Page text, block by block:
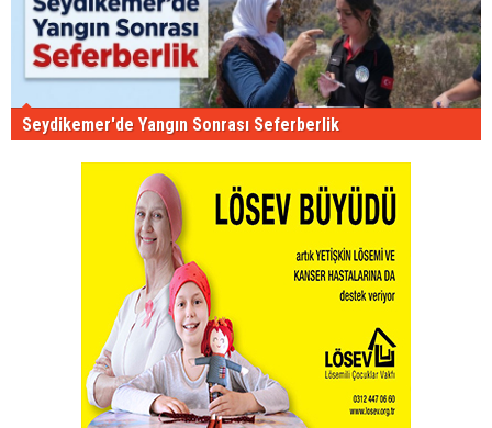
Seydikemer'de Yangın Sonrası Seferberlik